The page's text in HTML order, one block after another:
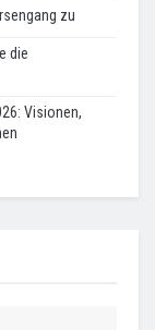
zu
die
Visionen,